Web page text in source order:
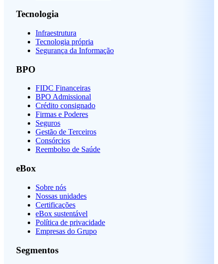
Tecnologia
Infraestrutura
Tecnologia própria
Segurança da Informação
BPO
FIDC Financeiras
BPO Admissional
Crédito consignado
Firmas e Poderes
Seguros
Gestão de Terceiros
Consórcios
Reembolso de Saúde
eBox
Sobre nós
Nossas unidades
Certificações
eBox sustentável
Política de privacidade
Empresas do Grupo
Segmentos